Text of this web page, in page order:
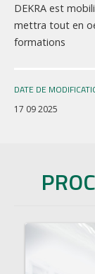
DEKRA est
mettra tout en
formations
DATE DE
17 09 2025